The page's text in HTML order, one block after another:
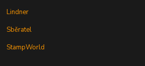
Lindner
Sběratel
StampWorld